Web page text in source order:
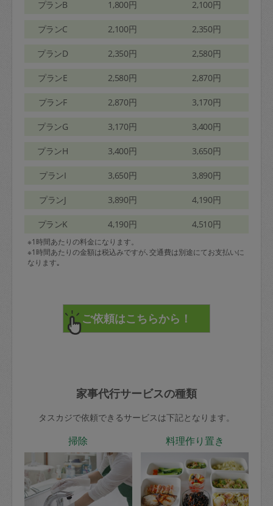
プランB 1,800円 2,100円
プランC 2,100円 2,350円
プランD 2,350円 2,580円
プランE 2,580円 2,870円
プランF 2,870円 3,170円
プランG 3,170円 3,400円
プランH 3,400円 3,650円
プランI 3,650円 3,890円
プランJ 3,890円 4,190円
プランK 4,190円 4,510円
※1時間あたりの料金になります。
※1時間あたりの金額は税込みですが､交通費は別途にてお支払いに
なります｡
家事代行サービスの種類
タスカジで依頼できるサービスは下記となります。
掃除 料理作り置き